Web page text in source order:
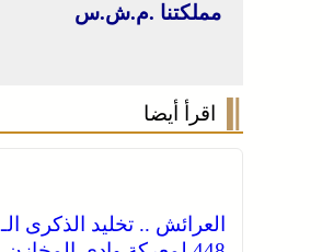
مملكتنا .م.ش.س
اقرأ أيضا
العرائش .. تخليد الذكرى الـ